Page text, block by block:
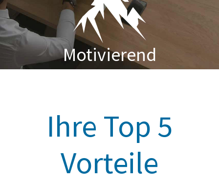
Motivierend
Ihre Top 5
Vorteile